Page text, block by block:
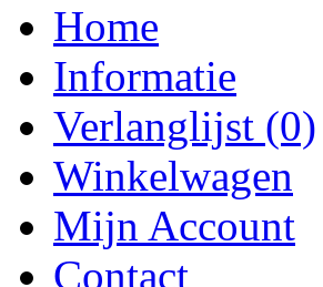
Home
Informatie
Verlanglijst (0)
Winkelwagen
Mijn Account
Contact